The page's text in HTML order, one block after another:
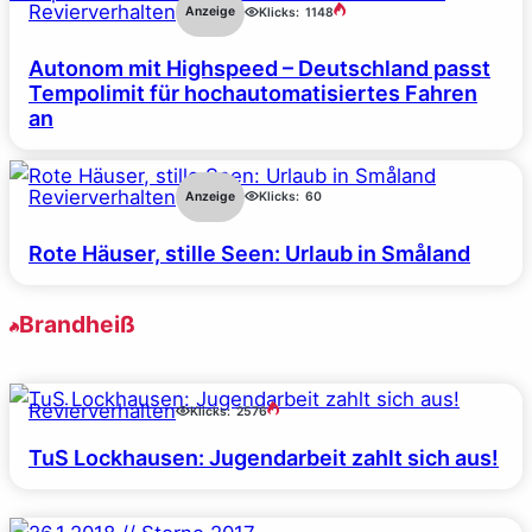
Revierverhalten Anzeige Klicks: 1148
Autonom mit Highspeed – Deutschland passt
Tempolimit für hochautomatisiertes Fahren
an
Revierverhalten Anzeige Klicks: 60
Rote Häuser, stille Seen: Urlaub in Småland
Brandheiß
Revierverhalten Klicks: 2576
TuS Lockhausen: Jugendarbeit zahlt sich aus!